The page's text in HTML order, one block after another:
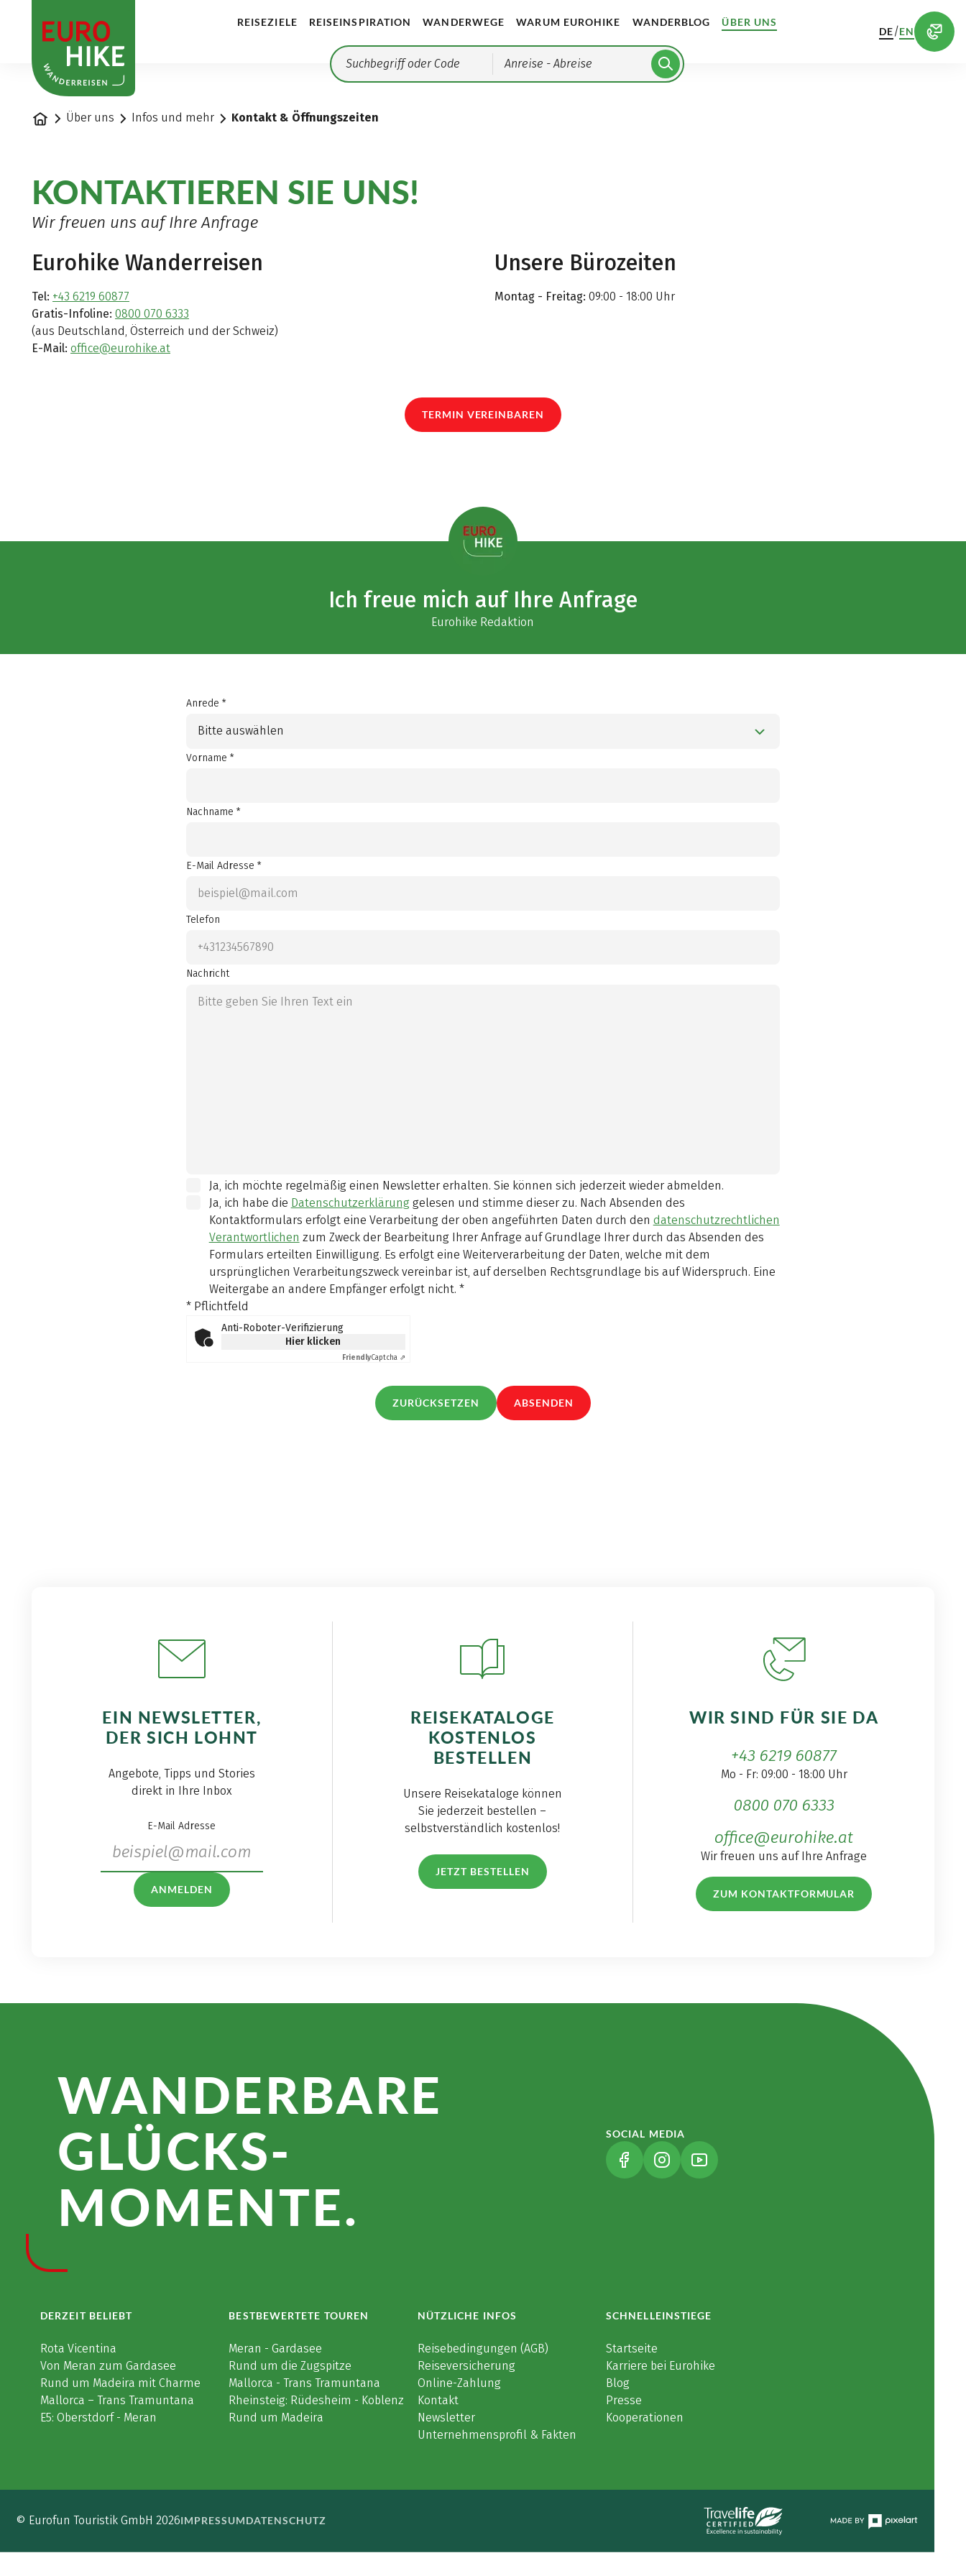
REISEZIELE REISEINSPIRATION WANDERWEGE WARUM EUROHIKE WANDERBLOG ÜBER UNS
Anreise - Abreise
DE/EN
StartseiteÜber uns Infos und mehr Kontakt & Öffnungszeiten
KONTAKTIEREN SIE UNS!
Wir freuen uns auf Ihre Anfrage
Eurohike Wanderreisen
Tel: +43 6219 60877
Gratis-Infoline: 0800 070 6333
(aus Deutschland, Österreich und der Schweiz)
E-Mail: office@eurohike.at
Unsere Bürozeiten
Montag - Freitag: 09:00 - 18:00 Uhr
TERMIN VEREINBAREN
Ich freue mich auf Ihre Anfrage
Eurohike Redaktion
Anrede *
Bitte auswählen
Vorname *
Nachname *
E-Mail Adresse *
Telefon
Nachricht
Ja, ich möchte regelmäßig einen Newsletter erhalten. Sie können sich jederzeit wieder abmelden.
Ja, ich habe die Datenschutzerklärunggelesen und stimme dieser zu. Nach Absenden des
Kontaktformulars erfolgt eine Verarbeitung der oben angeführten Daten durch den datenschutzrechtlichen
Verantwortlichen zum Zweck der Bearbeitung Ihrer Anfrage auf Grundlage Ihrer durch das Absenden des
Formulars erteilten Einwilligung. Es erfolgt eine Weiterverarbeitung der Daten, welche mit dem
ursprünglichen Verarbeitungszweck vereinbar ist, auf derselben Rechtsgrundlage bis auf Widerspruch. Eine
Weitergabe an andere Empfänger erfolgt nicht. *
* Pflichtfeld
Anti-Roboter-Verifizierung
Hier klicken
FriendlyCaptcha ⇗
ZURÜCKSETZEN ABSENDEN
EIN NEWSLETTER,
DER SICH LOHNT
Angebote, Tipps und Stories
direkt in Ihre Inbox
E-Mail Adresse
ANMELDEN
REISEKATALOGE
KOSTENLOS
BESTELLEN
Unsere Reisekataloge können
Sie jederzeit bestellen –
selbstverständlich kostenlos!
JETZT BESTELLEN
WIR SIND FÜR SIE DA
+43 6219 60877
Mo - Fr: 09:00 - 18:00 Uhr
0800 070 6333
office@eurohike.at
Wir freuen uns auf Ihre Anfrage
ZUM KONTAKTFORMULAR
WANDER­BARE
GLÜCKS­
MOMENTE.
SOCIAL MEDIA
(LINK ÖFFNET IN NEUEM TAB)
(LINK ÖFFNET IN NEUEM TAB)
(LINK ÖFFNET IN NEUEM TAB)
DERZEIT BELIEBT
Rota Vicentina
Von Meran zum Gardasee
Rund um Madeira mit Charme
Mallorca – Trans Tramuntana
E5: Oberstdorf - Meran
BESTBEWERTETE TOUREN
Meran - Gardasee
Rund um die Zugspitze
Mallorca - Trans Tramuntana
Rheinsteig: Rüdesheim - Koblenz
Rund um Madeira
NÜTZLICHE INFOS
Reisebedingungen (AGB)
Reiseversicherung
Online-Zahlung
Kontakt
Newsletter
Unternehmensprofil & Fakten
SCHNELLEINSTIEGE
Startseite
Karriere bei Eurohike
Blog
Presse
Kooperationen
© Eurofun Touristik GmbH 2026IMPRESSUMDATENSCHUTZ